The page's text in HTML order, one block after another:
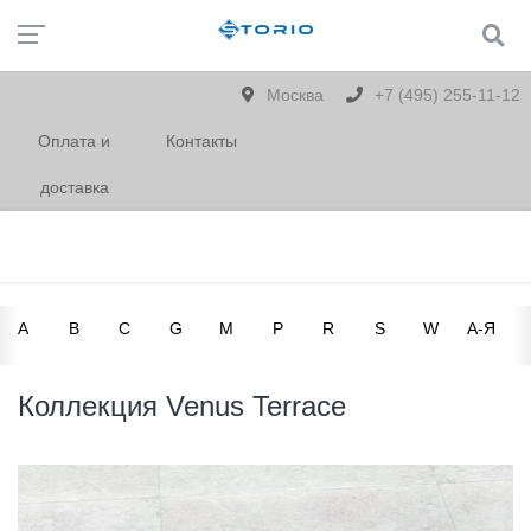
Москва +7 (495) 255-11-12
Оплата и
доставка
Контакты
A B C G M P R S W А-Я
Коллекция Venus Terrace